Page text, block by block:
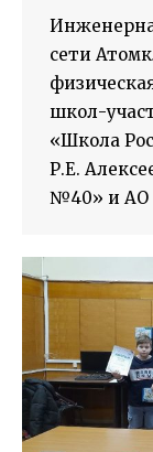
сети
школ-
«Школа
Р.Е.
№40» и АО